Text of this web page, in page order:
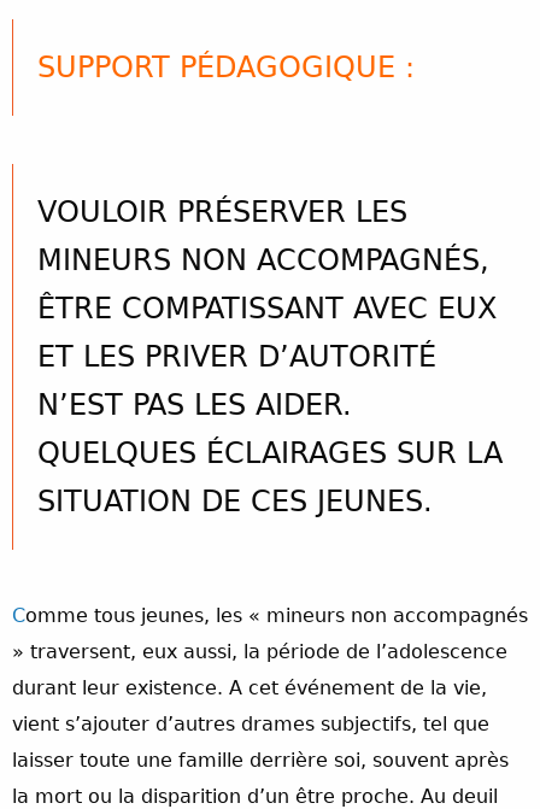
SUPPORT PÉDAGOGIQUE :
VOULOIR PRÉSERVER LES
MINEURS NON ACCOMPAGNÉS,
ÊTRE COMPATISSANT AVEC EUX
ET LES PRIVER D’AUTORITÉ
N’EST PAS LES AIDER.
QUELQUES ÉCLAIRAGES SUR LA
SITUATION DE CES JEUNES.
Comme tous jeunes, les « mineurs non accompagnés
» traversent, eux aussi, la période de l’adolescence
durant leur existence. A cet événement de la vie,
vient s’ajouter d’autres drames subjectifs, tel que
laisser toute une famille derrière soi, souvent après
la mort ou la disparition d’un être proche. Au deuil